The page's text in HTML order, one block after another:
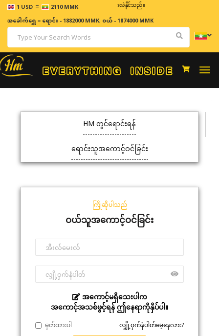
1 USD = 2110 MMK
ဈေးနှုန်းများသည် အချိန်နှင့် အမျှပြောင်းလဲနိုင်သည်။
အခေါက်ရွှေ=ရောင်း - 1882000 MMK, ဝယ် - 1874000 MMK
HM တွင်ရောင်းရန်
ရောင်းသူအကောင့်ဝင်ခြင်း
ကြိုဆိုပါသည်
ဝယ်သူအကောင့်ဝင်ခြင်း
အကောင့်မရှိသေးပါက
အကောင့်အသစ်ဖွင့်ရန် ဤနေရာကိုနှိပ်ပါ။
မှတ်ထားပါ လျှို့ဝှက်နံပါတ်မေ့နေလား?